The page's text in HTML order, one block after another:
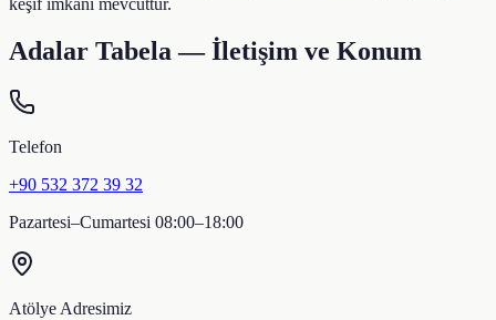
keşif imkânı mevcuttur.
Adalar Tabela — İletişim ve Konum
Telefon
+90 532 372 39 32
Pazartesi–Cumartesi 08:00–18:00
Atölye Adresimiz